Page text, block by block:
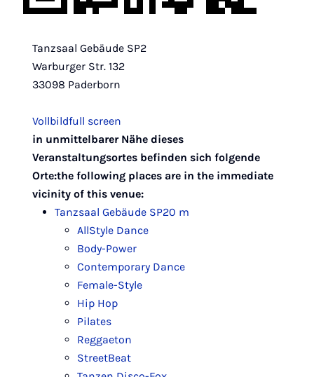
Tanzsaal Gebäude SP2
Warburger Str. 132
33098 Paderborn
Vollbildfull screen
+
−
Leaflet|Map data ©
in unmittelbarer Nähe dieses
Veranstaltungsortes befinden sich folgende
Orte:the following places are in the immediate
vicinity of this venue:
Tanzsaal Gebäude SP20 m
AllStyle Dance
Body-Power
Contemporary Dance
Female-Style
Hip Hop
Pilates
Reggaeton
StreetBeat